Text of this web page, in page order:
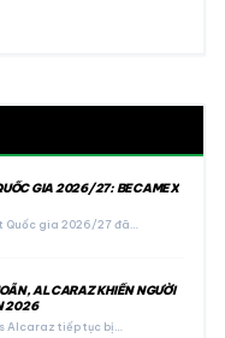
GIA 2026/27: BECAMEX
Quốc gia 2026/27 đã…
ALCARAZ KHIẾN NGƯỜI
2026
Alcaraz tiếp tục bị…